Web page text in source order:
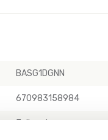
BASG1DGNN
670983158984
Jellycat